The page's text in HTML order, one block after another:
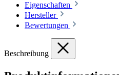
Eigenschaften
Hersteller
Bewertungen
Beschreibung